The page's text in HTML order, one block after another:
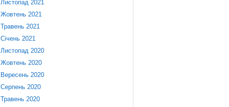
Листопад 2021
Жовтень 2021
Травень 2021
Січень 2021
Листопад 2020
Жовтень 2020
Вересень 2020
Серпень 2020
Травень 2020